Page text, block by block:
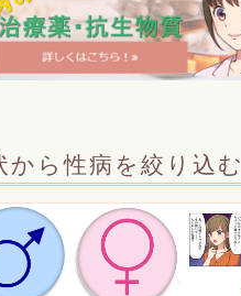
から性病を絞り込む